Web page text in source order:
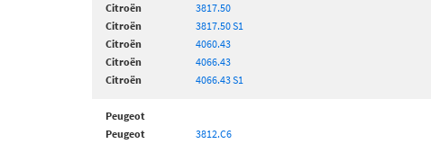
Citroën
3817.50
Citroën
3817.50 S1
Citroën
4060.43
Citroën
4066.43
Citroën
4066.43 S1
Peugeot
Peugeot
3812.C6